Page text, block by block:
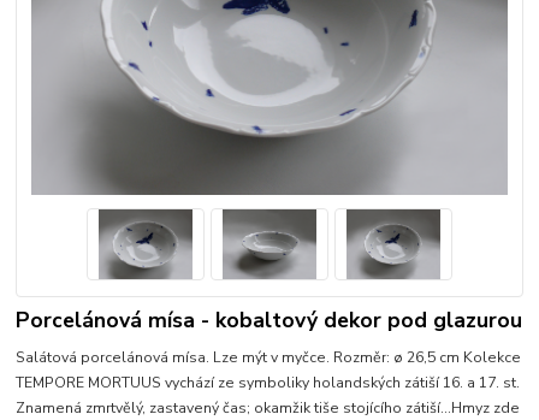
Porcelánová mísa - kobaltový dekor pod glazurou
Salátová porcelánová mísa. Lze mýt v myčce. Rozměr: ø 26,5 cm Kolekce
TEMPORE MORTUUS vychází ze symboliky holandských zátiší 16. a 17. st.
Znamená zmrtvělý, zastavený čas; okamžik tiše stojícího zátiší...Hmyz zde